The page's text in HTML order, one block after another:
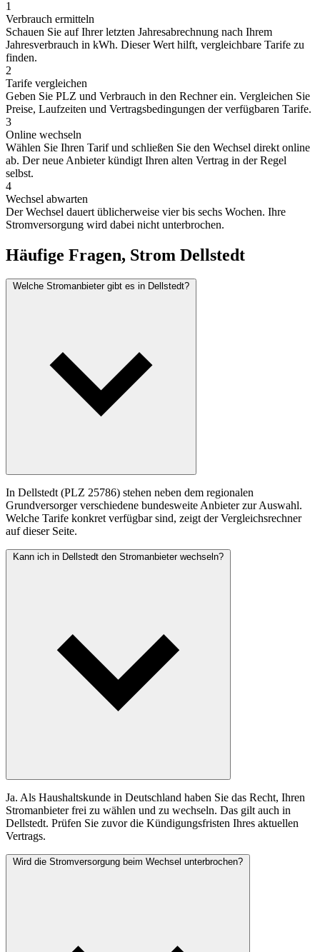
1
Verbrauch ermitteln
Schauen Sie auf Ihrer letzten Jahresabrechnung nach Ihrem
Jahresverbrauch in kWh. Dieser Wert hilft, vergleichbare Tarife zu
finden.
2
Tarife vergleichen
Geben Sie PLZ und Verbrauch in den Rechner ein. Vergleichen Sie
Preise, Laufzeiten und Vertragsbedingungen der verfügbaren Tarife.
3
Online wechseln
Wählen Sie Ihren Tarif und schließen Sie den Wechsel direkt online
ab. Der neue Anbieter kündigt Ihren alten Vertrag in der Regel
selbst.
4
Wechsel abwarten
Der Wechsel dauert üblicherweise vier bis sechs Wochen. Ihre
Stromversorgung wird dabei nicht unterbrochen.
Häufige Fragen, Strom Dellstedt
Welche Stromanbieter gibt es in Dellstedt?
In Dellstedt (PLZ 25786) stehen neben dem regionalen
Grundversorger verschiedene bundesweite Anbieter zur Auswahl.
Welche Tarife konkret verfügbar sind, zeigt der Vergleichsrechner
auf dieser Seite.
Kann ich in Dellstedt den Stromanbieter wechseln?
Ja. Als Haushaltskunde in Deutschland haben Sie das Recht, Ihren
Stromanbieter frei zu wählen und zu wechseln. Das gilt auch in
Dellstedt. Prüfen Sie zuvor die Kündigungsfristen Ihres aktuellen
Vertrags.
Wird die Stromversorgung beim Wechsel unterbrochen?